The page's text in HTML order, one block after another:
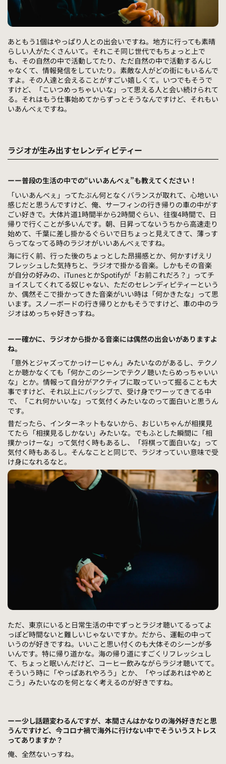
あともう1個はやっぱり人との出会いですね。地方に行っても素晴
らしい人がたくさんいて。それこそ同じ世代でもちょっと上で
も、その自然の中で活動してたり、ただ自然の中で活動するんじ
ゃなくて、情報発信をしていたり。素敵な人がどの街にもいるんで
すよ。その人達と会えることがすごい嬉しくて。いつでもそうで
すけど、「こいつめっちゃいいな」って思える人と会い続けられて
る。それはもう仕事始めてからずっとそうなんですけど、それもい
いあんべぇですね。
ラジオが生み出すセレンディピティー
ーー普段の生活の中での“いいあんべぇ”も教えてください！
「いいあんべぇ」ってたぶん何となくバランスが取れて、心地いい
感じだと思うんですけど、俺、サーフィンの行き帰りの車の中がす
ごい好きで。大体片道1時間半から2時間ぐらい、往復4時間で、日
帰りで行くことが多いんです。朝、日昇ってないうちから高速走り
始めて、千葉に差し掛かるぐらいで日ちょっと見えてきて、薄っす
らってなってる時のラジオがいいあんべぇですね。
海に行く前、行った後のちょっとした昂揚感とか、何かすげえリ
フレッシュした気持ちと、ラジオで掛かる音楽。しかもその音楽
が自分の好みの、iTunesとかSpotifyが「お前これだろ？」ってチ
ョイスしてくれてる奴じゃない、ただのセレンディピティーという
か、偶然そこで掛かってきた音楽がいい時は「何かきたな」って思
います。スノーボードの行き帰りとかもそうですけど、車の中のラ
ジオはめっちゃ好きっすね。
ーー確かに、ラジオから掛かる音楽には偶然の出会いがありますよ
ね。
「意外とジャズってかっけーじゃん」みたいなのがあるし、テクノ
とか聴かなくても「何かこのシーンでテクノ聴いたらめっちゃいい
な」とか。情報って自分がアクティブに取っていって掘ることも大
事ですけど、それ以上にパッシブで、受け身でワーッてきてる中
で、「これ何かいいな」って気付くみたいなのって面白いと思うん
です。
昔だったら、インターネットもないから、おじいちゃんが相撲見
てたら「相撲見るしかない」みたいな。でもふとした瞬間に「相
撲かっけーな」って気付く時もあるし、「将棋って面白いな」って
気付く時もあるし。そんなことと同じで、ラジオっていい意味で受
け身になれるなと。
ただ、東京にいると日常生活の中でずっとラジオ聴いてるってよ
っぽど時間ないと難しいじゃないですか。だから、運転の中って
いうのが好きですね。いいこと思い付くのも大体そのシーンが多
いんです。特に帰り道かな。海の帰り道にすごくリフレッシュし
て、ちょっと眠いんだけど、コーヒー飲みながらラジオ聴いてて。
そういう時に「やっぱあれやろう」とか、「やっぱあれはやめと
こう」みたいなのを何となく考えるのが好きですね。
ーー少し話題変わるんですが、本間さんはかなりの海外好きだと思
うんですけど、今コロナ禍で海外に行けない中でそういうストレス
ってありますか？
俺、全然ないっすね。